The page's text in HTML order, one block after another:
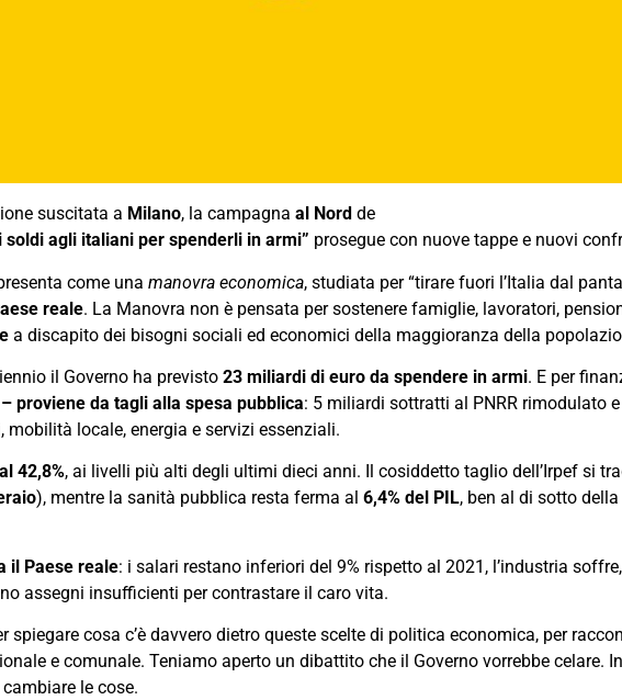
suscitata a Milano, la campagna al Nord de
agli italiani per spenderli in armi” prosegue con nuove tappe e nuovi
come una manovra economica, studiata per “tirare fuori l’Italia dal
reale. La Manovra non è pensata per sostenere famiglie, lavoratori,
a discapito dei bisogni sociali ed economici della maggioranza della
il Governo ha previsto 23 miliardi di euro da spendere in armi. E per
proviene da tagli alla spesa pubblica: 5 miliardi sottratti al PNRR rimodulato
locale, energia e servizi essenziali.
42,8%, ai livelli più alti degli ultimi dieci anni. Il cosiddetto taglio dell’Irpef si
), mentre la sanità pubblica resta ferma al 6,4% del PIL, ben al di sotto
il Paese reale: i salari restano inferiori del 9% rispetto al 2021, l’industria
assegni insufficienti per contrastare il caro vita.
spiegare cosa c’è davvero dietro queste scelte di politica economica, per
e comunale. Teniamo aperto un dibattito che il Governo vorrebbe celare.
le cose.